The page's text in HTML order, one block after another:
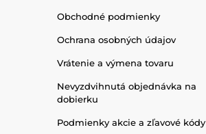
Obchodné podmienky
Ochrana osobných údajov
Vrátenie a výmena tovaru
Nevyzdvihnutá objednávka na
dobierku
Podmienky akcie a zľavové kódy